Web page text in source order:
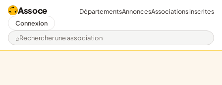
Assoce
Rechercher une association
DépartementsAnnoncesAssociations inscrites
Connexion